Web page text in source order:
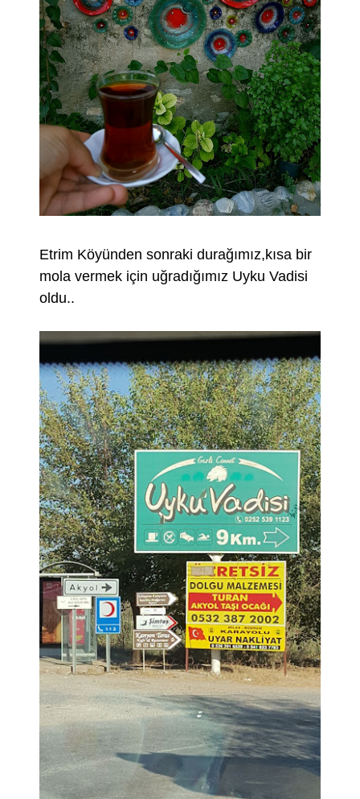
Etrim Köyünden sonraki durağımız,kısa bir
mola vermek için uğradığımız Uyku Vadisi
oldu..